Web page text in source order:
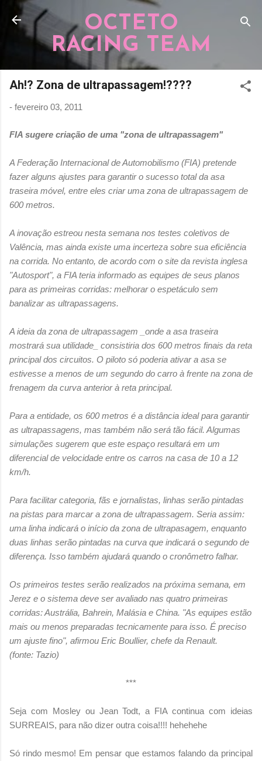
Pular para o conteúdo principal
OCTETO
RACING TEAM
Ah!? Zona de ultrapassagem!????
- fevereiro 03, 2011
FIA sugere criação de uma "zona de ultrapassagem"
A Federação Internacional de Automobilismo (FIA) pretende
fazer alguns ajustes para garantir o sucesso total da asa
traseira móvel, entre eles criar uma zona de ultrapassagem de
600 metros.
A inovação estreou nesta semana nos testes coletivos de
Valência, mas ainda existe uma incerteza sobre sua eficiência
na corrida. No entanto, de acordo com o site da revista inglesa
"Autosport", a FIA teria informado as equipes de seus planos
para as primeiras corridas: melhorar o espetáculo sem
banalizar as ultrapassagens.
A ideia da zona de ultrapassagem _onde a asa traseira
mostrará sua utilidade_ consistiria dos 600 metros finais da reta
principal dos circuitos. O piloto só poderia ativar a asa se
estivesse a menos de um segundo do carro à frente na zona de
frenagem da curva anterior à reta principal.
Para a entidade, os 600 metros é a distância ideal para garantir
as ultrapassagens, mas também não será tão fácil. Algumas
simulações sugerem que este espaço resultará em um
diferencial de velocidade entre os carros na casa de 10 a 12
km/h.
Para facilitar categoria, fãs e jornalistas, linhas serão pintadas
na pistas para marcar a zona de ultrapassagem. Seria assim:
uma linha indicará o início da zona de ultrapasagem, enquanto
duas linhas serão pintadas na curva que indicará o segundo de
diferença. Isso também ajudará quando o cronômetro falhar.
Os primeiros testes serão realizados na próxima semana, em
Jerez e o sistema deve ser avaliado nas quatro primeiras
corridas: Austrália, Bahrein, Malásia e China. "As equipes estão
mais ou menos preparadas tecnicamente para isso. É preciso
um ajuste fino", afirmou Eric Boullier, chefe da Renault.
(fonte: Tazio)
***
Seja com Mosley ou Jean Todt, a FIA continua com ideias
SURREAIS, para não dizer outra coisa!!!! hehehehe
Só rindo mesmo! Em pensar que estamos falando da principal